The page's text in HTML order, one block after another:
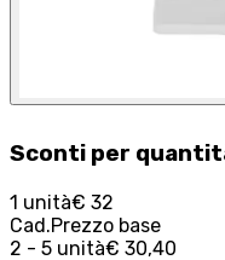
Sconti per
1 unità€ 32
Cad.Prezzo base
2 - 5 unità€ 30,40